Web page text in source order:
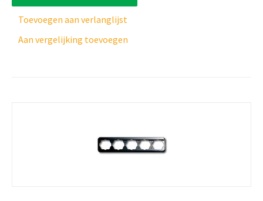
Toevoegen aan verlanglijst
Aan vergelijking toevoegen